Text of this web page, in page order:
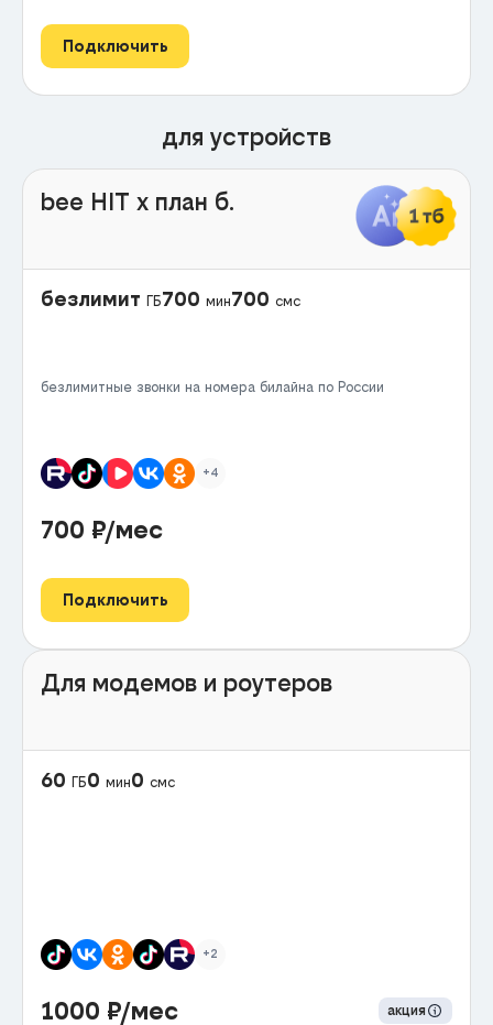
Подключить
для устройств
bee HIT x план б.
безлимит ГБ700 мин700 смс
безлимитные звонки на номера билайна по России
+4
700 ₽/мес
Подключить
Для модемов и роутеров
60 ГБ0 мин0 смс
+2
1000 ₽/мес акция